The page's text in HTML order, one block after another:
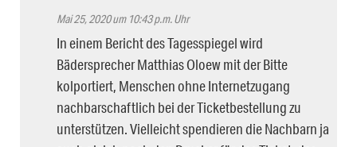
Mai 25, 2020 um 10:43 p.m. Uhr
In einem Bericht des Tagesspiegel wird
Bädersprecher Matthias Oloew mit der Bitte
kolportiert, Menschen ohne Internetzugang
nachbarschaftlich bei der Ticketbestellung zu
unterstützen. Vielleicht spendieren die Nachbarn ja